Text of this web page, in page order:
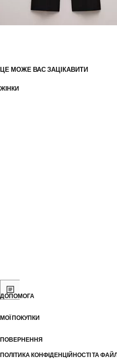
ЦЕ МОЖЕ ВАС ЗАЦІКАВИТИ
ЖІНКИ
ДОПОМОГА
МОЇ ПОКУПКИ
ПОВЕРНЕННЯ
ПОЛІТИКА КОНФІДЕНЦІЙНОСТІ ТА